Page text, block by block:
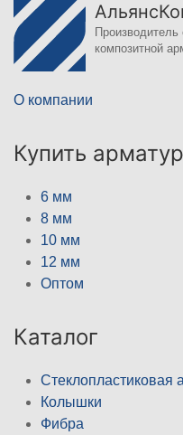
Производитель
композитной
О компании
Купить
6 мм
8 мм
10 мм
12 мм
Оптом
Каталог
Стеклопластиковая
Колышки
Фибра